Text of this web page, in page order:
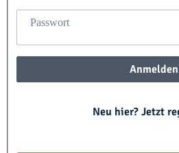
Passwort
Anmelden
Neu hier? Jetzt